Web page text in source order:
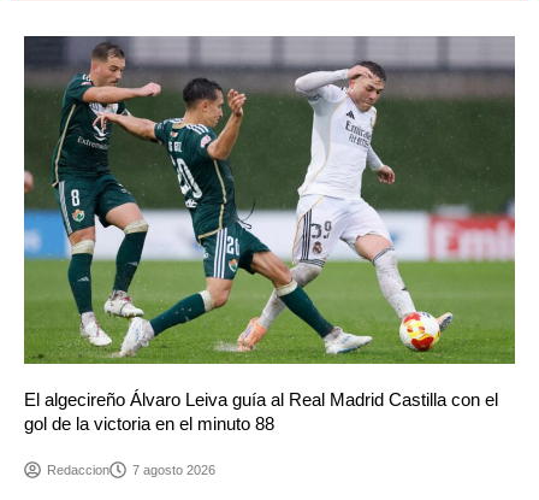
El algecireño Álvaro Leiva guía al Real Madrid Castilla con el
gol de la victoria en el minuto 88
Redaccion 7 agosto 2026